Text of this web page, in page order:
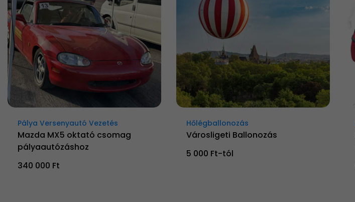
Pálya Versenyautó Vezetés
Mazda MX5 oktató csomag
pályaautózáshoz
340 000 Ft
Hőlégballonozás
Városligeti Ballonozás
5 000 Ft-tól